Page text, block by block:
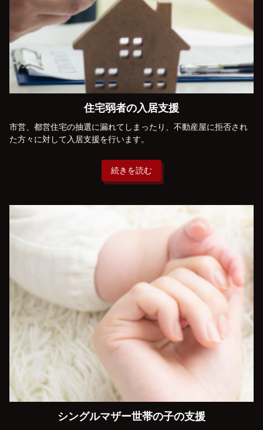
住宅弱者の入居支援
市営、都営住宅の抽選に漏れてしまったり、不動産屋に拒否され
た方々に対して入居支援を行います。
続きを読む
シングルマザー世帯の子の支援